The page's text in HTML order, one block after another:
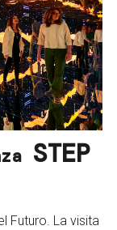
STEP
Futuro. La visita